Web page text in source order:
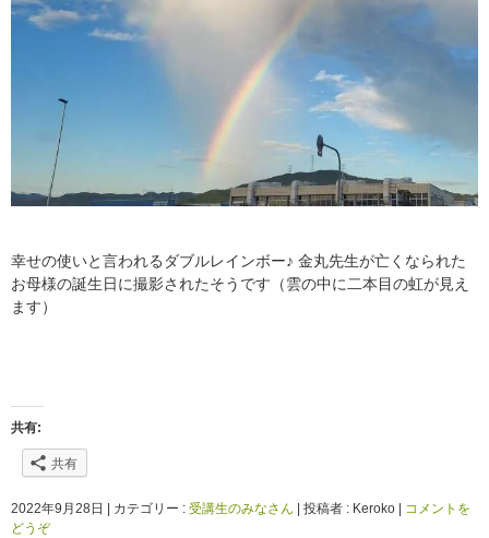
幸せの使いと言われるダブルレインボー♪ 金丸先生が亡くなられた
お母様の誕生日に撮影されたそうです（雲の中に二本目の虹が見え
ます）
共有:
共有
2022年9月28日 カテゴリー : 受講生のみなさん 投稿者 : Keroko
コメントを
どうぞ